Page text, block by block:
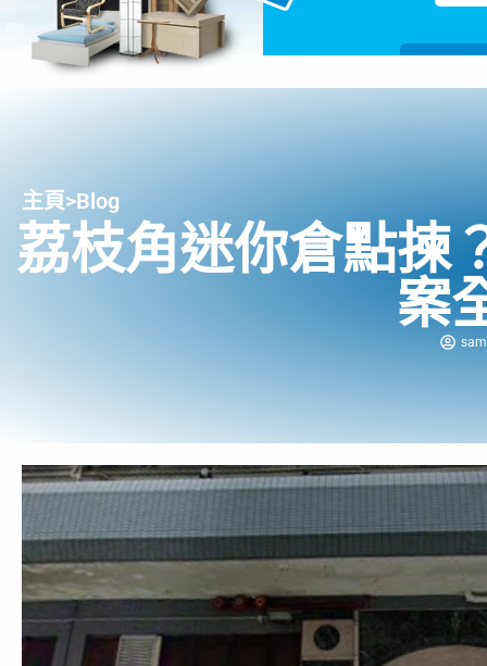
主頁>Blog
荔枝角迷你倉點揀
案